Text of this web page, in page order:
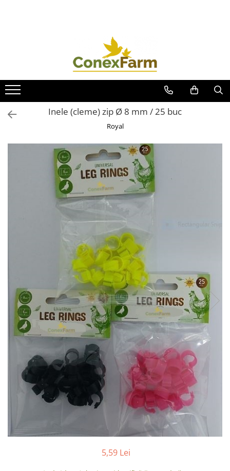
Hrănitori
Accesorii
Suplimente
Adăpători
Coșuri de transport
Suplimente - Ovigor
Suplimente - Klaus
Diverse Suplimente
Suplimente Cest Pharma
Suplimente Röhnfried
Suplimente Belgica de Weerd
Suplimente Natural
Suplimente - Berger Pigeons
Păsări exotice
Hrănitori
Colivii
Accesorii
Iepuri
Inele (cleme) zip Ø 8 mm / 25 buc
Royal
5,59 Lei